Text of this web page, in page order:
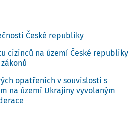
České republiky
cizinců na území České republiky
opatřeních v souvislosti s
na území Ukrajiny vyvolaným